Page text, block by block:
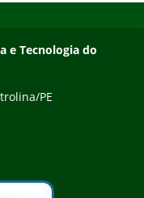
e Tecnologia do
PE